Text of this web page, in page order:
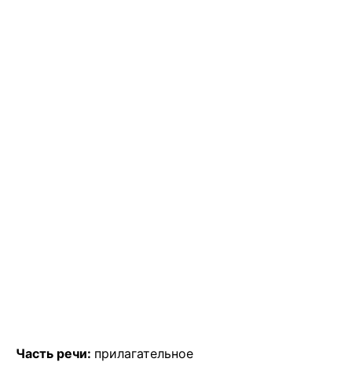
Часть речи: прилагательное